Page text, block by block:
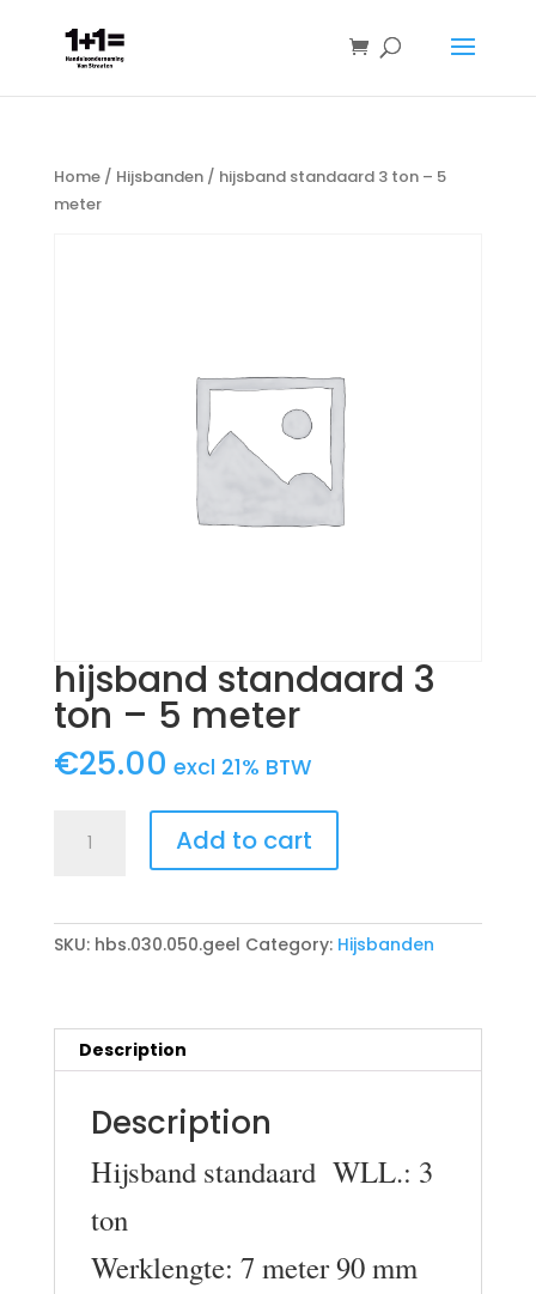
Home/ Hijsbanden/ hijsband standaard 3 ton – 5
meter
hijsband standaard 3
ton – 5 meter
€25.00 excl 21% BTW
standaard
-
Add to cart
SKU: hbs.030.050.geel Category: Hijsbanden
Description
Description
Hijsband standaard WLL.: 3
ton
Werklengte: 7 meter 90 mm